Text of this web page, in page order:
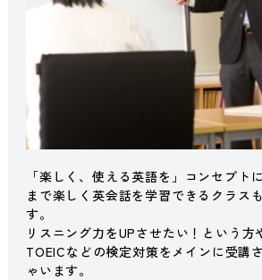
「楽しく、使える英語を」コンセプト
まで楽しく英会話を学習できるクラス
す。
リスニング力をUPさせたい！という方
TOEICなどの検定対策をメインに受講
ゃいます。